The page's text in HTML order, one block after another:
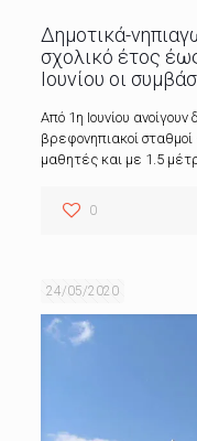
Δημοτικά-
σχολικό έτος
Ιουνίου οι
Από 1η Ιουνίου
βρεφονηπιακοί
μαθητές και με 1.5
0
24/05/2020